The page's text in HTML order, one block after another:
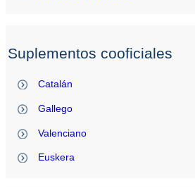
Suplementos cooficiales
Catalán
Gallego
Valenciano
Euskera